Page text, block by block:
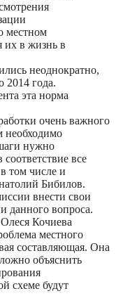
местном
их в жизнь в
неоднократно,
2014 года.
эта норма
очень важного
необходимо
нужно
все
том числе и
Бибилов.
внести свои
данного вопроса.
Кочиева
местного
составляющая. Она
объяснить
схеме будут